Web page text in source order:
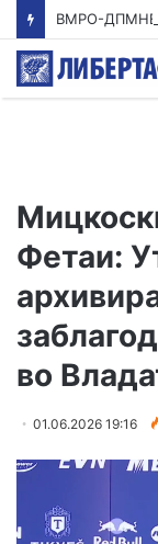
Фетаи:
во
01.06.2026 19:16